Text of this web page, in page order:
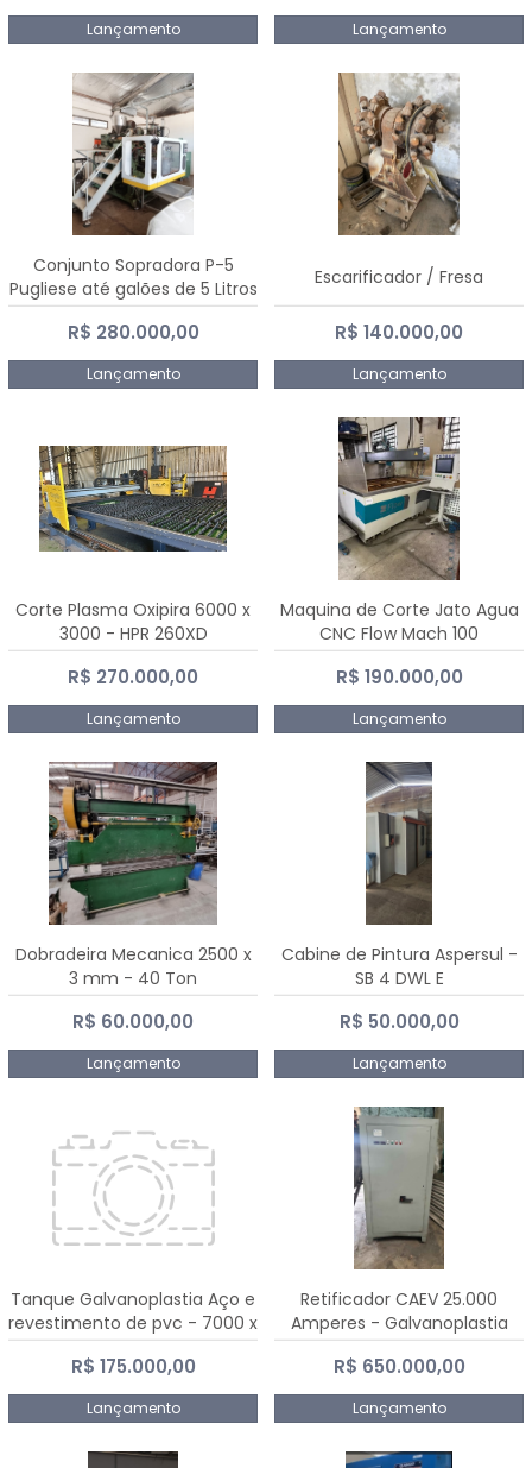
Lançamento Lançamento
Conjunto Sopradora P-5
Pugliese até galões de 5 Litros
R$ 280.000,00
Lançamento
Escarificador / Fresa
R$ 140.000,00
Lançamento
Corte Plasma Oxipira 6000 x
3000 - HPR 260XD
R$ 270.000,00
Lançamento
Maquina de Corte Jato Agua
CNC Flow Mach 100
R$ 190.000,00
Lançamento
Dobradeira Mecanica 2500 x
3 mm - 40 Ton
R$ 60.000,00
Lançamento
Cabine de Pintura Aspersul -
SB 4 DWL E
R$ 50.000,00
Lançamento
Tanque Galvanoplastia Aço e
revestimento de pvc - 7000 x
2200 mm
R$ 175.000,00
Lançamento
Retificador CAEV 25.000
Amperes - Galvanoplastia
R$ 650.000,00
Lançamento